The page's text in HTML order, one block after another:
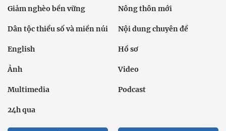
Giảm nghèo bền vững Nông thôn mới
Dân tộc thiểu số và miền núi Nội dung chuyên đề
English Hồ sơ
Ảnh Video
Multimedia Podcast
24h qua